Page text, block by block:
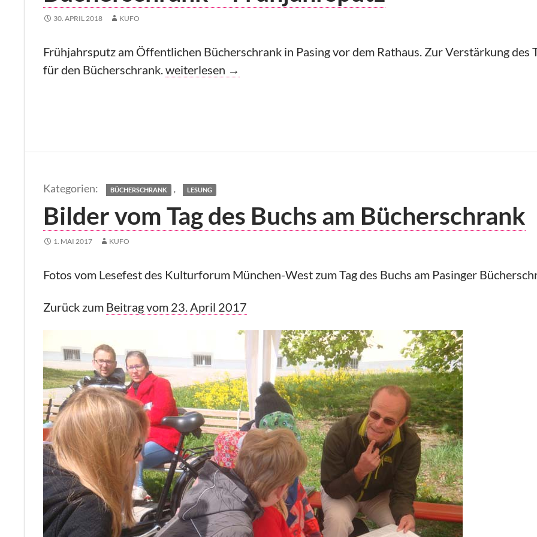
30. APRIL 2018 KUFO
Frühjahrsputz am Öffentlichen Bücherschrank in Pasing vor dem Rathaus. Zur Verstärkung des
für den Bücherschrank.Bücherschrank – Frühjahrsputz
weiterlesen →
BÜCHERSCHRANK , LESUNG
Bilder vom Tag des Buchs am Bücherschrank
1. MAI 2017 KUFO
Fotos vom Lesefest des Kulturforum München-West zum Tag des Buchs am Pasinger
Zurück zum Beitrag vom 23. April 2017